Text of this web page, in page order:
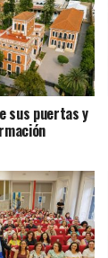
sus puertas y